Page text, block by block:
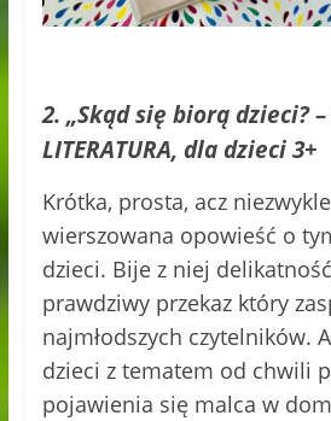
2. „Skąd się biorą dzieci?
LITERATURA, dla dzieci 3+
Krótka, prosta, acz
wierszowana opowieść o
dzieci. Bije z niej
prawdziwy przekaz który
najmłodszych czytelników.
dzieci z tematem od chwili
pojawienia się malca w